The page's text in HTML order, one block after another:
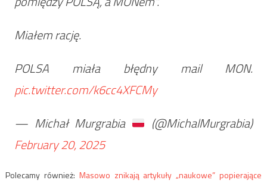
Miałem rację.
POLSA miała błędny mail MON.
pic.twitter.com/k6cc4XFCMy
— Michał Murgrabia
(@MichalMurgrabia)
February 20, 2025
Polecamy również: Masowo znikają artykuły „naukowe” popierające